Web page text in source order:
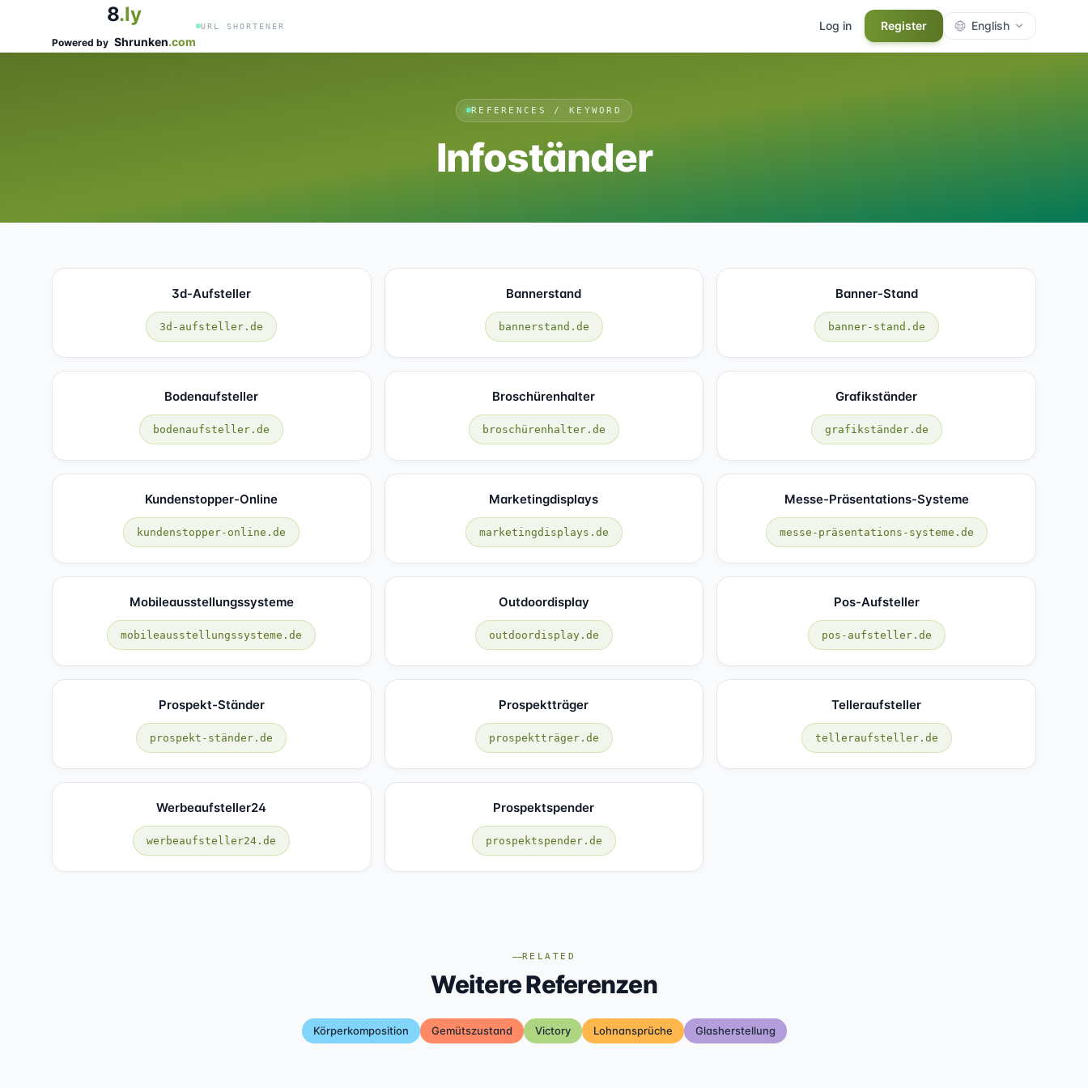
8.ly
Powered by Shrunken.com
URL SHORTENER Log in Register English
REFERENCES / KEYWORD
Infoständer
3d-Aufsteller
3d-aufsteller.de
Bannerstand
bannerstand.de
Banner-Stand
banner-stand.de
Bodenaufsteller
bodenaufsteller.de
Broschürenhalter
broschürenhalter.de
Grafikständer
grafikständer.de
Kundenstopper-Online
kundenstopper-online.de
Marketingdisplays
marketingdisplays.de
Messe-Präsentations-Systeme
messe-präsentations-systeme.de
Mobileausstellungssysteme
mobileausstellungssysteme.de
Outdoordisplay
outdoordisplay.de
Pos-Aufsteller
pos-aufsteller.de
Prospekt-Ständer
prospekt-ständer.de
Prospektträger
prospektträger.de
Telleraufsteller
telleraufsteller.de
Werbeaufsteller24
werbeaufsteller24.de
Prospektspender
prospektspender.de
RELATED
Weitere Referenzen
Körperkomposition Gemütszustand Victory Lohnansprüche Glasherstellung